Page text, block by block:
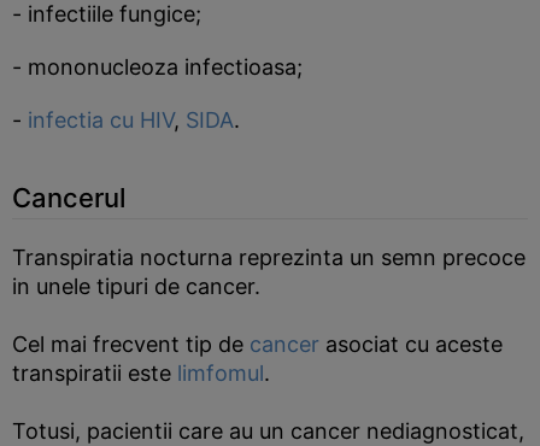
- infectiile fungice;
- mononucleoza infectioasa;
- infectia cu HIV, SIDA.
Cancerul
Transpiratia nocturna reprezinta un semn precoce
in unele tipuri de cancer.
Cel mai frecvent tip de cancer asociat cu aceste
transpiratii este limfomul.
Totusi, pacientii care au un cancer nediagnosticat,